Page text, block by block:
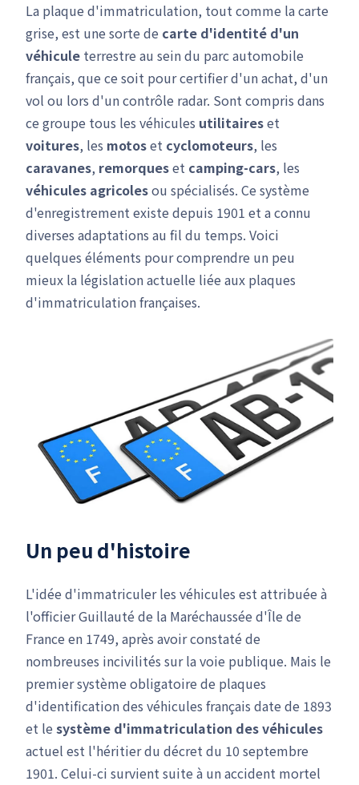
La plaque d'immatriculation, tout comme la carte
grise, est une sorte de carte d'identité d'un
véhicule terrestre au sein du parc automobile
français, que ce soit pour certifier d'un achat, d'un
vol ou lors d'un contrôle radar. Sont compris dans
ce groupe tous les véhicules utilitaireset
voitures, les motoset cyclomoteurs, les
caravanes, remorqueset camping-cars, les
véhicules agricolesou spécialisés. Ce système
d'enregistrement existe depuis 1901 et a connu
diverses adaptations au fil du temps. Voici
quelques éléments pour comprendre un peu
mieux la législation actuelle liée aux plaques
d'immatriculation françaises.
Un peu d'histoire
L'idée d'immatriculer les véhicules est attribuée à
l'officier Guillauté de la Maréchaussée d'Île de
France en 1749, après avoir constaté de
nombreuses incivilités sur la voie publique. Mais le
premier système obligatoire de plaques
d'identification des véhicules français date de 1893
et le système d'immatriculation des véhicules
actuel est l'héritier du décret du 10 septembre
1901. Celui-ci survient suite à un accident mortel